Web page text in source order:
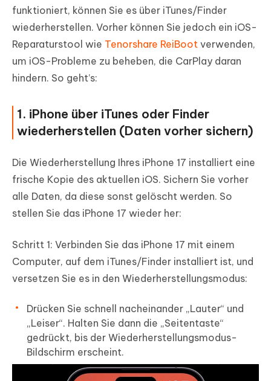
funktioniert, können Sie es über iTunes/Finder
wiederherstellen. Vorher können Sie jedoch ein iOS-
Reparaturstool wie Tenorshare ReiBoot verwenden,
um iOS-Probleme zu beheben, die CarPlay daran
hindern. So geht’s:
1. iPhone über iTunes oder Finder
wiederherstellen (Daten vorher sichern)
Die Wiederherstellung Ihres iPhone 17 installiert eine
frische Kopie des aktuellen iOS. Sichern Sie vorher
alle Daten, da diese sonst gelöscht werden. So
stellen Sie das iPhone 17 wieder her:
Schritt 1: Verbinden Sie das iPhone 17 mit einem
Computer, auf dem iTunes/Finder installiert ist, und
versetzen Sie es in den Wiederherstellungsmodus:
Drücken Sie schnell nacheinander „Lauter“ und
„Leiser“. Halten Sie dann die „Seitentaste“
gedrückt, bis der Wiederherstellungsmodus-
Bildschirm erscheint.